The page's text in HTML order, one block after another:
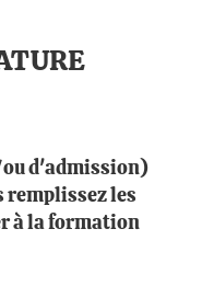
d'admission)
remplissez les
à la formation